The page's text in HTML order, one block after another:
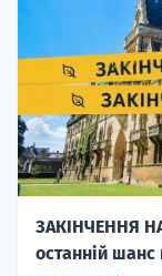
ЗАКІНЧЕННЯ
останній